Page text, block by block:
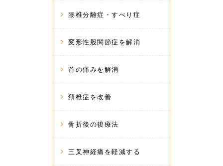
腰椎分離症・すべり症
変形性股関節症を解消
首の痛みを解消
頚椎症を改善
骨折後の後療法
三叉神経痛を軽減する